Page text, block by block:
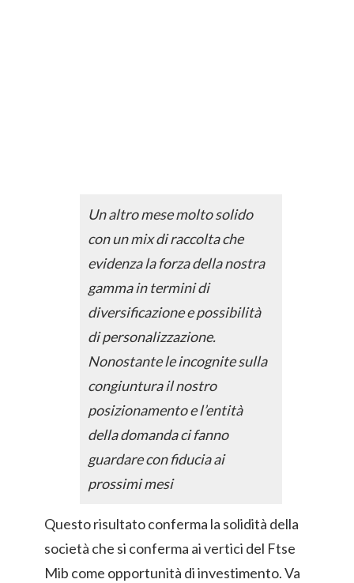
Un altro mese molto solido
con un mix di raccolta che
evidenza la forza della nostra
gamma in termini di
diversificazione e possibilità
di personalizzazione.
Nonostante le incognite sulla
congiuntura il nostro
posizionamento e l’entità
della domanda ci fanno
guardare con fiducia ai
prossimi mesi
Questo risultato conferma la solidità della
società che si conferma ai vertici del Ftse
Mib come opportunità di investimento. Va